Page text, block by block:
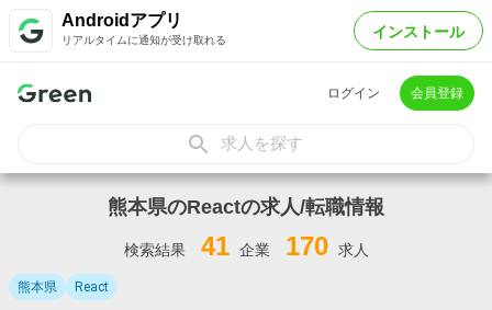
Androidアプリ
リアルタイムに通知が受け取れる インストール
ログイン 会員登録
求人を探す
熊本県のReactの求人/転職情報
検索結果 41 企業 170 求人
熊本県 React